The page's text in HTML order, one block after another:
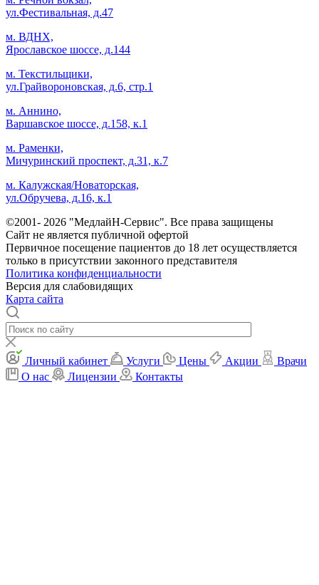
ул.Фестивальная, д.47
м. ВДНХ,
Ярославское шоссе, д.144
м. Текстильщики,
ул.Грайвороновская, д.6, стр.1
м. Аннино,
Варшавское шоссе, д.158, к.1
м. Раменки,
Мичуринский проспект, д.31, к.7
м. Калужская/Новаторская,
ул.Обручева, д.16, к.1
©2001- 2026 "МедлайН-Сервис". Все права защищены
Сайт не является публичной офертой
Первичное посещение пациентов до 18 лет осуществляется
только в присутствии законного представителя
Политика конфиденциальности
Версия для слабовидящих
Карта сайта
Личный кабинет Услуги Цены Акции
Врачи
О нас
Лицензии Контакты